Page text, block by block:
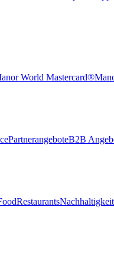
World Mastercard®
PartnerangeboteB2B
RestaurantsNachhaltigkeit